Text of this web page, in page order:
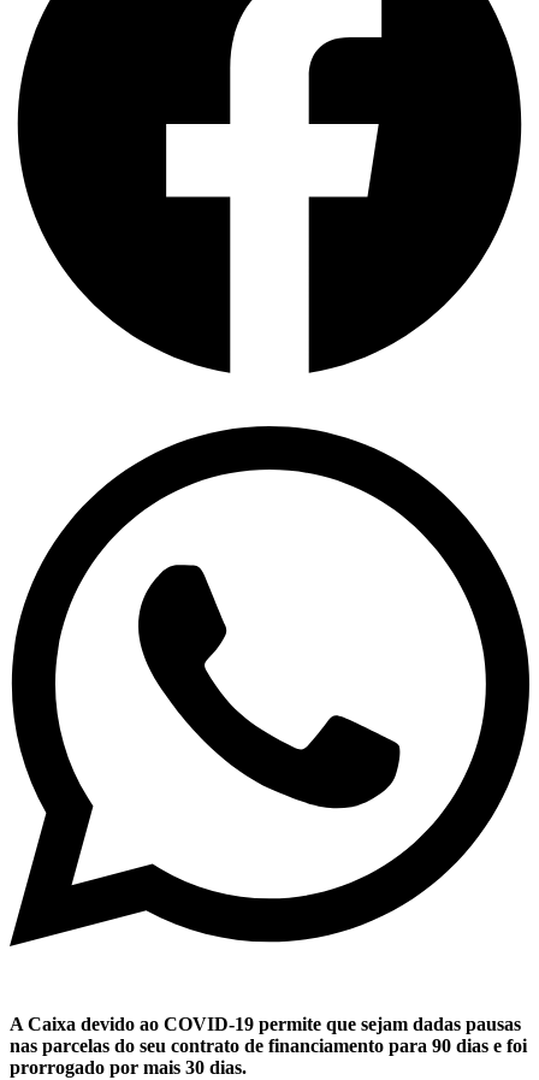
A Caixa devido ao COVID-19 permite que sejam dadas pausas
nas parcelas do seu contrato de financiamento para 90 dias e foi
prorrogado por mais 30 dias.